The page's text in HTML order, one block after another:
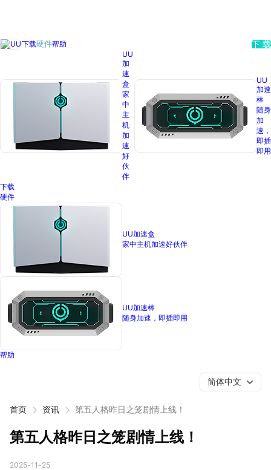
下载硬件帮助 下 载
UU
加
速
盒
家
中
主
机
加
速
好
伙
伴
UU
加速
棒
随身
加
速，
即插
即用
下载
硬件
UU加速盒
家中主机加速好伙伴
UU加速棒
随身加速，即插即用
帮助
首页 资讯 第五人格昨日之笼剧情上线！
简体中文
第五人格昨日之笼剧情上线！
2025-11-25